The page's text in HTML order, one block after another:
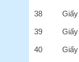
38
39
40